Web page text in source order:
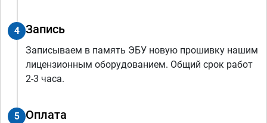
4 Запись
Записываем в память ЭБУ новую прошивку нашим
лицензионным оборудованием. Общий срок работ
2-3 часа.
5 Оплата